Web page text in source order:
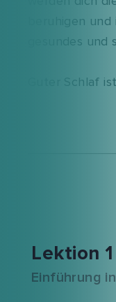
beruhigen
gesundes
Guter Schlaf
Lektion 1
Einführung